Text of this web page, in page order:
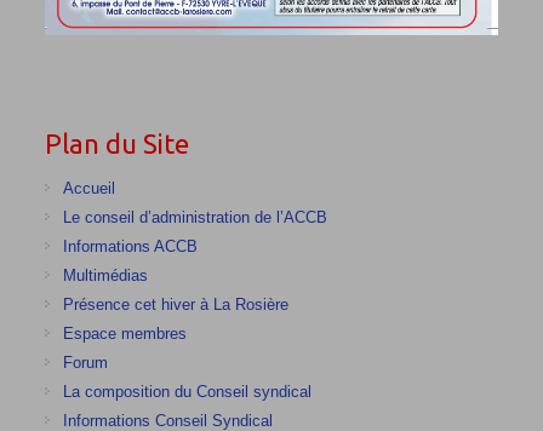
Plan du Site
Accueil
Le conseil d’administration de l’ACCB
Informations ACCB
Multimédias
Présence cet hiver à La Rosière
Espace membres
Forum
La composition du Conseil syndical
Informations Conseil Syndical